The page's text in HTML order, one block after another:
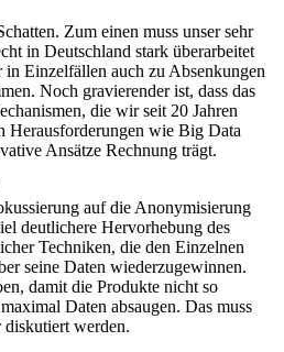
Zum einen muss unser sehr
in Deutschland stark überarbeitet
Einzelfällen auch zu Absenkungen
Noch gravierender ist, dass das
die wir seit 20 Jahren
Herausforderungen wie Big Data
Ansätze Rechnung trägt.
auf die Anonymisierung
deutlichere Hervorhebung des
Techniken, die den Einzelnen
seine Daten wiederzugewinnen.
damit die Produkte nicht so
Daten absaugen. Das muss
werden.